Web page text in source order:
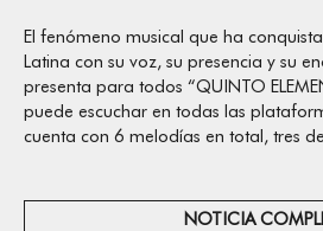
El fenómeno musical que ha
Latina con su voz, su presencia y su
presenta para todos “QUINTO
puede escuchar en todas las
cuenta con 6 melodías en total, tres
NOTICIA